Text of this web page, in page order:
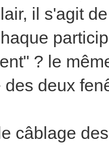
il s'agit
? le
deux
câblage